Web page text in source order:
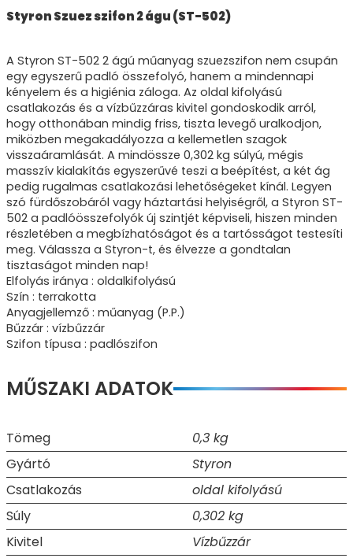
Styron Szuez szifon 2 águ (ST-502)
A Styron ST-502 2 ágú műanyag szuezszifon nem csupán
egy egyszerű padló összefolyó, hanem a mindennapi
kényelem és a higiénia záloga. Az oldal kifolyású
csatlakozás és a vízbűzzáras kivitel gondoskodik arról,
hogy otthonában mindig friss, tiszta levegő uralkodjon,
miközben megakadályozza a kellemetlen szagok
visszaáramlását. A mindössze 0,302 kg súlyú, mégis
masszív kialakítás egyszerűvé teszi a beépítést, a két ág
pedig rugalmas csatlakozási lehetőségeket kínál. Legyen
szó fürdőszobáról vagy háztartási helyiségről, a Styron ST-
502 a padlóösszefolyók új szintjét képviseli, hiszen minden
részletében a megbízhatóságot és a tartósságot testesíti
meg. Válassza a Styron-t, és élvezze a gondtalan
tisztaságot minden nap!
Elfolyás iránya : oldalkifolyású
Szín : terrakotta
Anyagjellemző : műanyag (P.P.)
Bűzzár : vízbűzzár
Szifon típusa : padlószifon
MŰSZAKI ADATOK
Tömeg
0,3 kg
Gyártó
Styron
Csatlakozás
oldal kifolyású
Súly
0,302 kg
Kivitel
Vízbűzzár